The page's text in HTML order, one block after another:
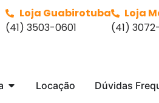
Loja Guabirotuba
(41) 3503-0601
Loja
(41)
Locação Dúvidas